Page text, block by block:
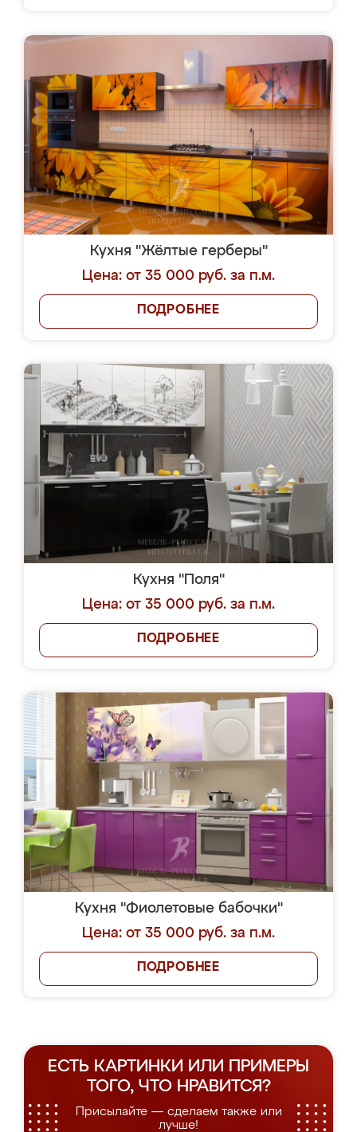
Кухня "Жёлтые герберы"
Цена: от 35 000 руб. за п.м.
ПОДРОБНЕЕ
Кухня "Поля"
Цена: от 35 000 руб. за п.м.
ПОДРОБНЕЕ
Кухня "Фиолетовые бабочки"
Цена: от 35 000 руб. за п.м.
ПОДРОБНЕЕ
ЕСТЬ КАРТИНКИ ИЛИ ПРИМЕРЫ
ТОГО, ЧТО НРАВИТСЯ?
Присылайте — сделаем также или
лучше!